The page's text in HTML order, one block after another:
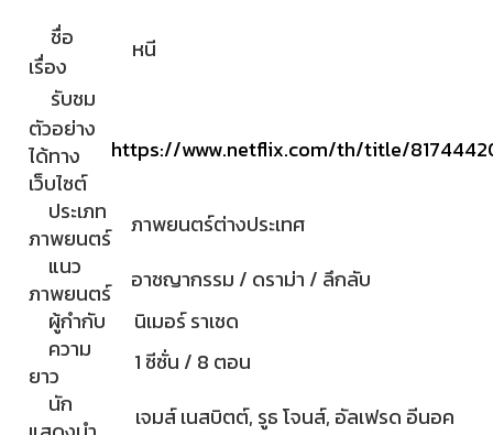
ชื่อ
เรื่อง
หนี
รับชม
ตัวอย่าง
ได้ทาง
เว็บไซต์
https://www.netflix.com/th/title/
ประเภท
ภาพยนตร์
ภาพยนตร์ต่างประเทศ
แนว
ภาพยนตร์
อาชญากรรม / ดราม่า / ลึกลับ
ผู้กำกับ
นิเมอร์ ราเชด
ความ
ยาว
1 ซีซั่น / 8 ตอน
นัก
เจมส์ เนสบิตต์, รูธ โจนส์, อัลเฟรด อีนอค